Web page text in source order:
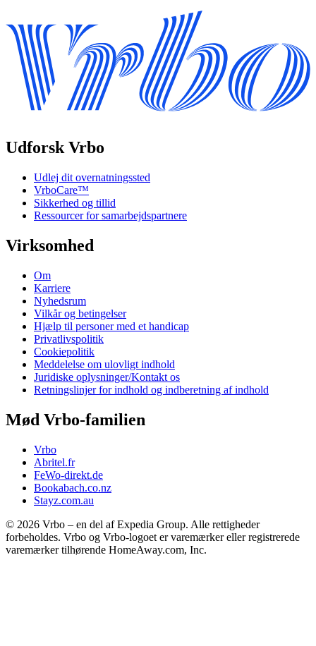
Udforsk Vrbo
Udlej dit overnatningssted
VrboCare™
Sikkerhed og tillid
Ressourcer for samarbejdspartnere
Virksomhed
Om
Karriere
Nyhedsrum
Vilkår og betingelser
Hjælp til personer med et handicap
Privatlivspolitik
Cookiepolitik
Meddelelse om ulovligt indhold
Juridiske oplysninger/Kontakt os
Retningslinjer for indhold og indberetning af indhold
Mød Vrbo-familien
Vrbo
Abritel.fr
FeWo-direkt.de
Bookabach.co.nz
Stayz.com.au
© 2026 Vrbo – en del af Expedia Group. Alle rettigheder
forbeholdes. Vrbo og Vrbo-logoet er varemærker eller registrerede
varemærker tilhørende HomeAway.com, Inc.